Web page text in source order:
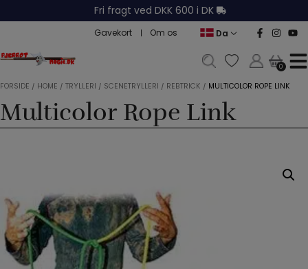
til
Fri fragt ved DKK 600 i DK
Gavekort Om os Da
0
0
FORSIDE / HOME / TRYLLERI / SCENETRYLLERI / REBTRICK / MULTICOLOR ROPE LINK
Multicolor Rope Link